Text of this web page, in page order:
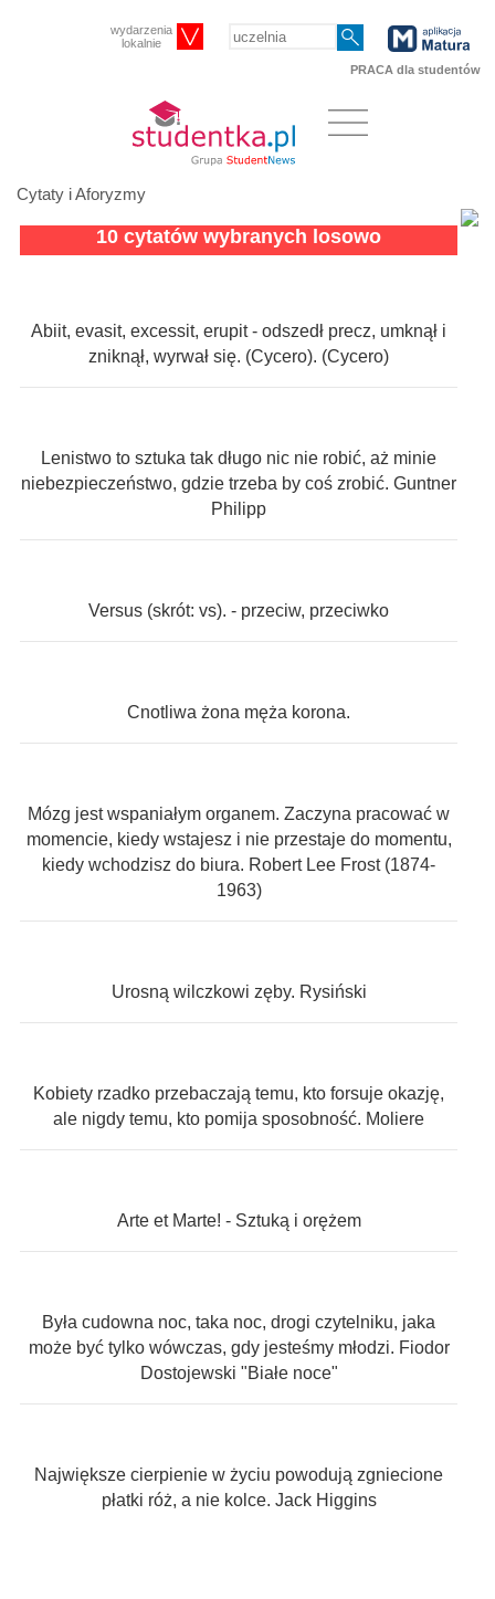
wydarzenia
lokalnie
PRACA dla studentów
Cytaty i Aforyzmy
10 cytatów wybranych losowo
Abiit, evasit, excessit, erupit - odszedł precz, umknął i
zniknął, wyrwał się. (Cycero). (Cycero)
Lenistwo to sztuka tak długo nic nie robić, aż minie
niebezpieczeństwo, gdzie trzeba by coś zrobić. Guntner
Philipp
Versus (skrót: vs). - przeciw, przeciwko
Cnotliwa żona męża korona.
Mózg jest wspaniałym organem. Zaczyna pracować w
momencie, kiedy wstajesz i nie przestaje do momentu,
kiedy wchodzisz do biura. Robert Lee Frost (1874-
1963)
Urosną wilczkowi zęby. Rysiński
Kobiety rzadko przebaczają temu, kto forsuje okazję,
ale nigdy temu, kto pomija sposobność. Moliere
Arte et Marte! - Sztuką i orężem
Była cudowna noc, taka noc, drogi czytelniku, jaka
może być tylko wówczas, gdy jesteśmy młodzi. Fiodor
Dostojewski "Białe noce"
Największe cierpienie w życiu powodują zgniecione
płatki róż, a nie kolce. Jack Higgins